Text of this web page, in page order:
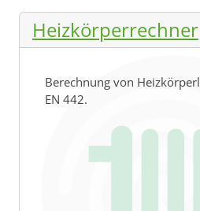
Heizkörperrechner
Berechnung von
EN 442.